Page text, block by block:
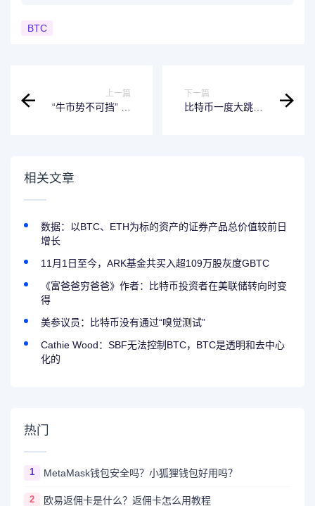
BTC
上一篇
“牛市势不可挡” 比
下一篇
比特币一度大跳
相关文章
数据：以BTC、ETH为标的资产的证券产品总价值较前日
增长
11月1日至今，ARK基金共买入超109万股灰度GBTC
《富爸爸穷爸爸》作者：比特币投资者在美联储转向时变
得
美参议员：比特币没有通过“嗅觉测试”
Cathie Wood：SBF无法控制BTC，BTC是透明和去中心
化的
热门
1 MetaMask钱包安全吗？小狐狸钱包好用吗？
2 欧易返佣卡是什么？返佣卡怎么用教程